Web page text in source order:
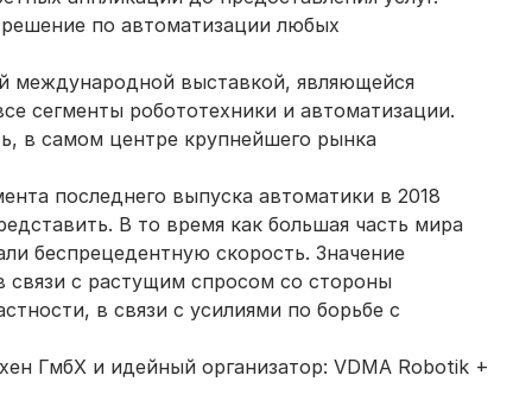
по автоматизации любых
международной выставкой, являющейся
сегменты робототехники и автоматизации.
в самом центре крупнейшего рынка
последнего выпуска автоматики в 2018
В то время как большая часть мира
беспрецедентную скорость. Значение
связи с растущим спросом со стороны
в связи с усилиями по борьбе с
ГмбХ и идейный организатор: VDMA Robotik +